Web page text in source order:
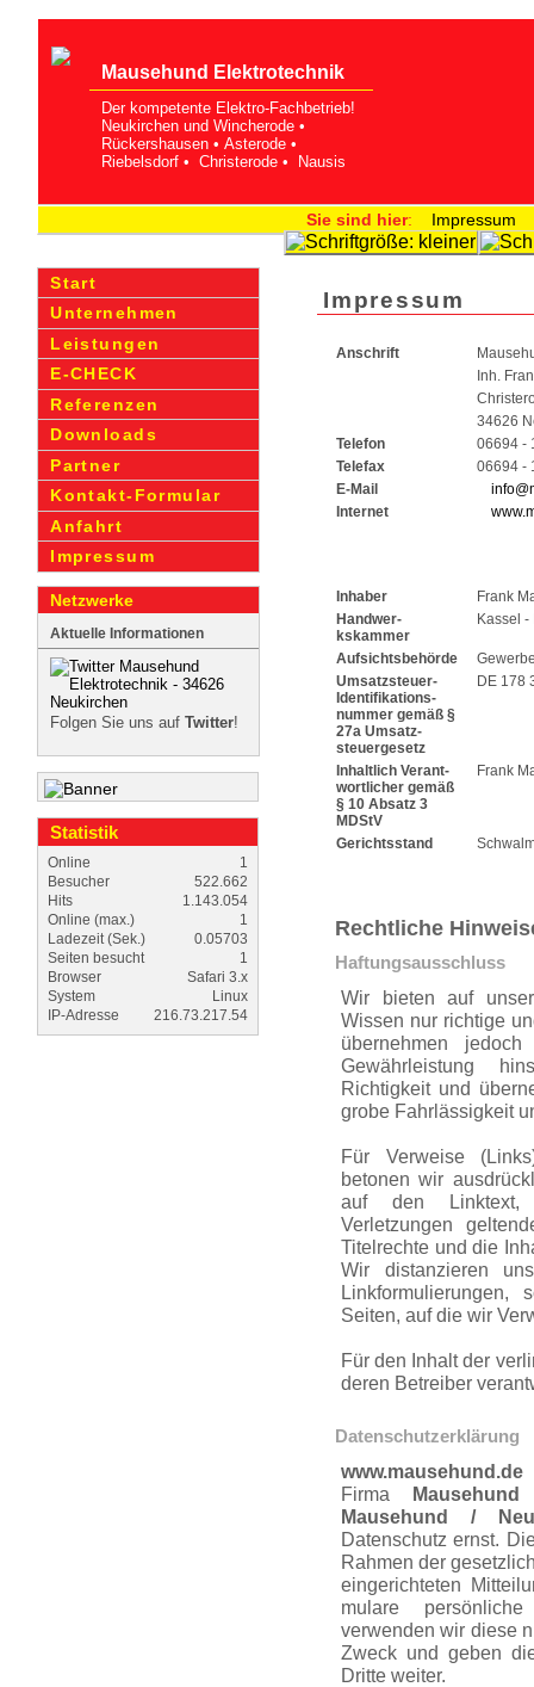
Mausehund Elekt­rotechnik
Der kompetente Elektro-Fachbetrieb!
Neukirchen und Wincherode •
Rückershausen • Asterode •
Riebelsdorf • Christerode • Nausis
Sie sind hier: Impressum
Impressum
Anschrift
Inh.
34626
Telefon
06694 -
Telefax
06694 -
E-Mail
Internet
Inhaber
Frank
Handwer­
kskammer
Kassel
Aufsichtsbehörde
Umsatzsteuer-
Identifikations­
nummer gemäß §
27a Umsatz­
steuer­gesetz
DE 178
Inhaltlich Verant­
wort­licher gemäß
§ 10 Absatz 3
MDStV
Frank
Gerichtsstand
Rechtliche
Haftungsaus­schluss
Wir bieten auf
Wissen nur richtige
übernehmen
Gewährleistung
Richtigkeit und
grobe Fahrlässigkeit
Für Verweise
betonen wir
auf den Linktext,
Verletzungen
Titelrechte und die
Wir distanzieren
Seiten, auf die wir
Für den Inhalt der
deren Betreiber
Daten­schut­zerklärung
www.mausehund.de
Firma
Mausehund /
Datenschutz ernst.
Rahmen der
einge­rich­teten
mulare
verwenden wir diese
Zweck und geben
Dritte weiter.
Start
Unternehmen
Leistungen
E-CHECK
Referenzen
Downloads
Partner
Kontakt-Formular
Anfahrt
Impressum
Netzwerke
Aktuelle Informationen
Folgen Sie uns auf Twitter!
Statistik
Online
1
Besucher
522.662
Hits
1.143.054
Online (max.)
1
Ladezeit (Sek.)
0.05703
Seiten besucht
1
Browser
Safari 3.x
System
Linux
IP-Adresse
216.73.217.54